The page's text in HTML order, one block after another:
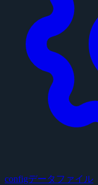
configデータファイル